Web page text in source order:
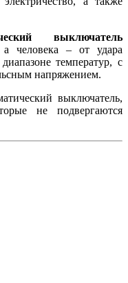
выключатель
человека – от удара
температур, с
напряжением.
выключатель,
не подвергаются